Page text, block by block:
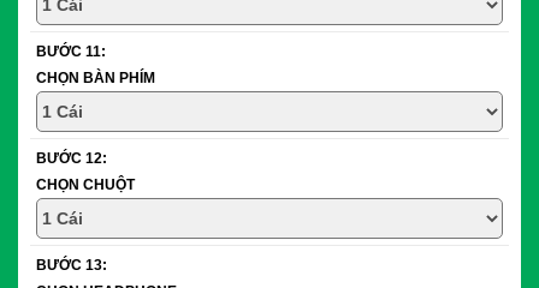
BƯỚC 11:
CHỌN BÀN PHÍM
BƯỚC 12:
CHỌN CHUỘT
BƯỚC 13: